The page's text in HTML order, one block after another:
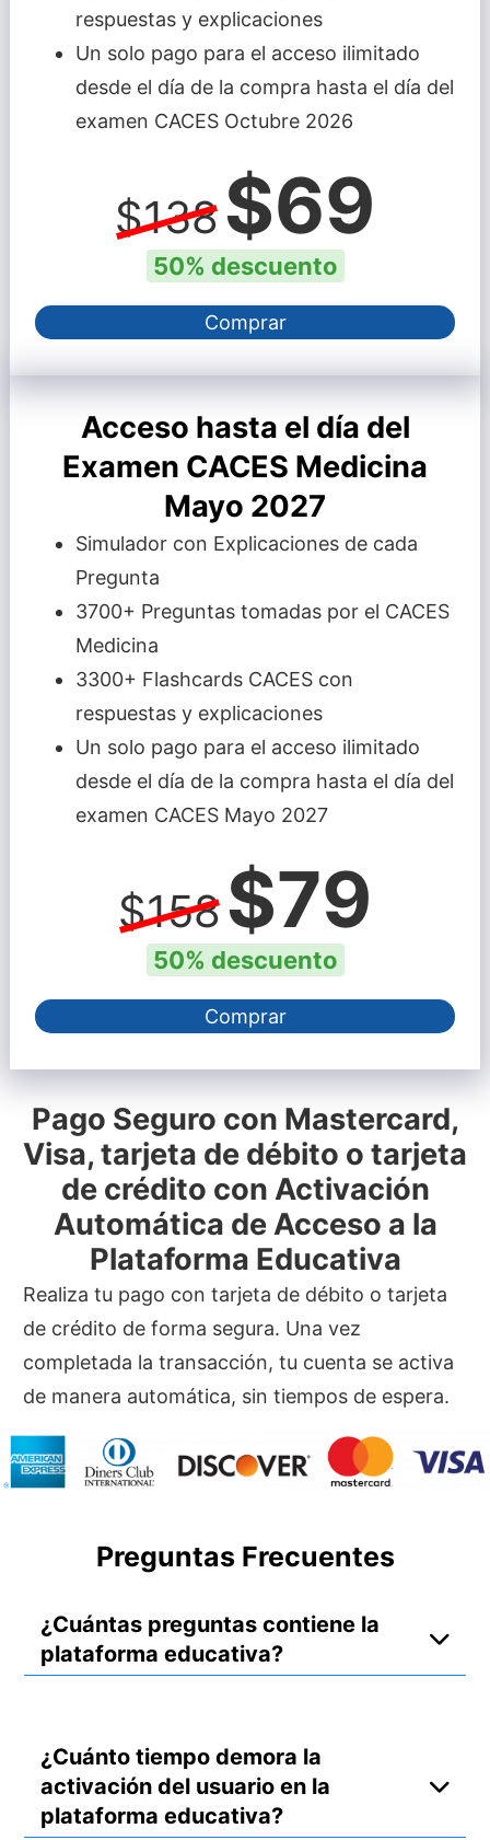
respuestas y explicaciones
Un solo pago para el acceso ilimitado
desde el día de la compra hasta el día del
examen CACES Octubre 2026
$138$69
50% descuento
Comprar
Acceso hasta el día del
Examen CACES Medicina
Mayo 2027
Simulador con Explicaciones de cada
Pregunta
3700+ Preguntas tomadas por el CACES
Medicina
3300+ Flashcards CACES con
respuestas y explicaciones
Un solo pago para el acceso ilimitado
desde el día de la compra hasta el día del
examen CACES Mayo 2027
$158$79
50% descuento
Comprar
Pago Seguro con Mastercard,
Visa, tarjeta de débito o tarjeta
de crédito con Activación
Automática de Acceso a la
Plataforma Educativa
Realiza tu pago con tarjeta de débito o tarjeta
de crédito de forma segura. Una vez
completada la transacción, tu cuenta se activa
de manera automática, sin tiempos de espera.
Preguntas Frecuentes
¿Cuántas preguntas contiene la
plataforma educativa?
3700+ preguntas tomadas en el examen
CACES en los últimos 10 años. Cada
respuesta tiene una justificación elaborada
¿Cuánto tiempo demora la
activación del usuario en la
plataforma educativa?